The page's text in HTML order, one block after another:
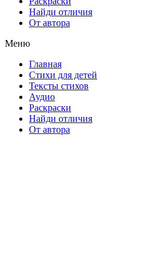
Найди отличия
От автора
Меню
Главная
Стихи для детей
Тексты стихов
Аудио
Раскраски
Найди отличия
От автора